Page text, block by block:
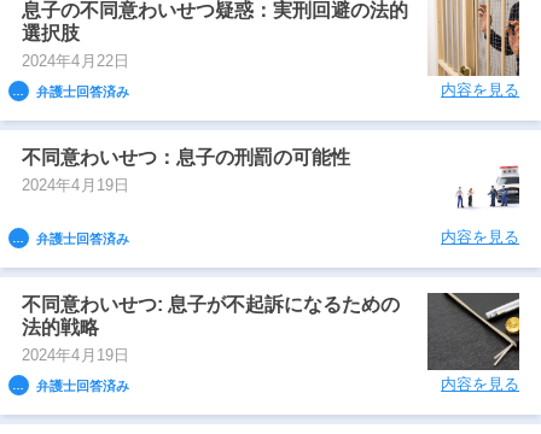
息子の不同意わいせつ疑惑：実刑回避の法的
選択肢
2024年4月22日
弁護士回答済み 内容を見る
不同意わいせつ：息子の刑罰の可能性
2024年4月19日
弁護士回答済み 内容を見る
不同意わいせつ: 息子が不起訴になるための
法的戦略
2024年4月19日
弁護士回答済み 内容を見る